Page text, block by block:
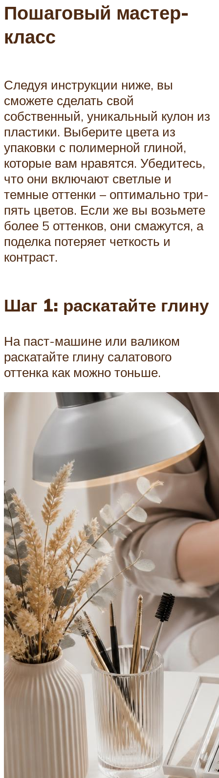
Пошаговый мастер-
класс
Следуя инструкции ниже, вы
сможете сделать свой
собственный, уникальный кулон из
пластики. Выберите цвета из
упаковки с полимерной глиной,
которые вам нравятся. Убедитесь,
что они включают светлые и
темные оттенки – оптимально три-
пять цветов. Если же вы возьмете
более 5 оттенков, они смажутся, а
поделка потеряет четкость и
контраст.
Шаг 1: раскатайте глину
На паст-машине или валиком
раскатайте глину салатового
оттенка как можно тоньше.